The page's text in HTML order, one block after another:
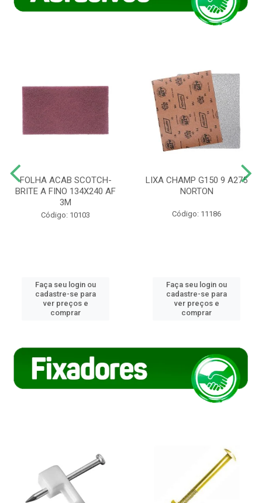
FOLHA ACAB SCOTCH-
BRITE A FINO 134X240 AF
3M
Código: 10103
Faça seu login ou
cadastre-se para
ver preços e
comprar
LIXA CHAMP G150 9 A275
NORTON
Código: 11186
Faça seu login ou
cadastre-se para
ver preços e
comprar